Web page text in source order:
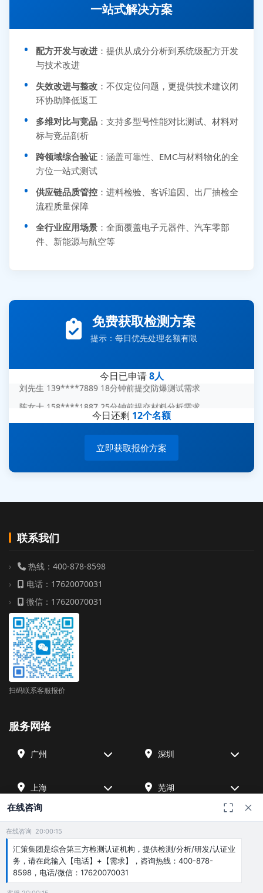
一站式解决方案
配方开发与改进 ：提供从成分分析到系统级配方开发
与技术改进
失效改进与整改 ：不仅定位问题，更提供技术建议闭
环协助降低返工
多维对比与竞品 ：支持多型号性能对比测试、材料对
标与竞品剖析
跨领域综合验证 ：涵盖可靠性、EMC与材料物化的全
方位一站式测试
供应链品质管控 ：进料检验、客诉追因、出厂抽检全
流程质量保障
全行业应用场景 ：全面覆盖电子元器件、汽车零部
件、新能源与航空等
免费获取检测方案
提示：每日优先处理名额有限
今日已申请8人
张先生 138****5889 刚刚提交EMC报价需求
李女士 159****5393 3分钟前提交可靠性测试需求
王经理 186****9012 7分钟前提交并网/涉网试验需求
刘先生 139****7889 18分钟前提交防爆测试需求
陈女士 158****1887 25分钟前提交材料分析需求
杨经理 187****6696 30分钟前提交无人机测试需求
周总 136****0539 35分钟前提交机器人测试需求
今日还剩 12个名额
立即获取报价方案
联系我们
热线：400-878-8598
电话：17620070031
微信：17620070031
扫码联系客服报价
服务网络
广州 深圳
上海 芜湖
四川 宁波
北京 武汉
在线咨询
在线咨询 20:00:15
汇策集团是综合第三方检测认证机构，提供检测/分析/研发/认证业
务，请在此输入【电话】+【需求】，咨询热线：400-878-
8598，电话/微信：17620070031